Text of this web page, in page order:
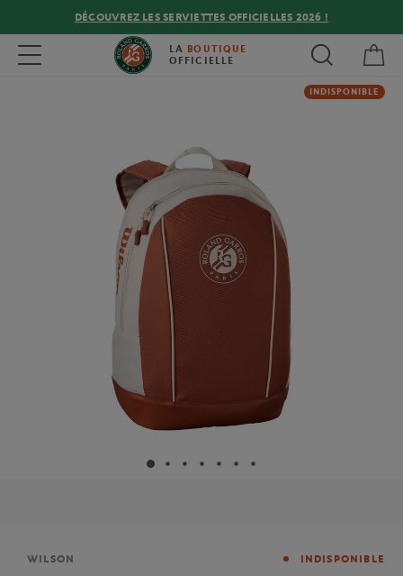
DÉCOUVREZ LES SERVIETTES OFFICIELLES 2026 !
Toggle navigation LA BOUTIQUE
OFFICIELLE
INDISPONIBLE
Marque
WILSON INDISPONIBLE